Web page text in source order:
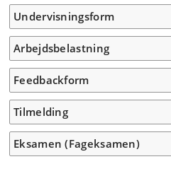
Undervisningsform
Arbejdsbelastning
Feedbackform
Tilmelding
Eksamen (Fageksamen)